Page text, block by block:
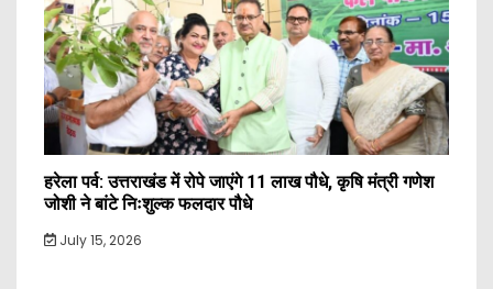
हरेला पर्व: उत्तराखंड में रोपे जाएंगे 11 लाख पौधे, कृषि मंत्री गणेश
जोशी ने बांटे निःशुल्क फलदार पौधे
July 15, 2026